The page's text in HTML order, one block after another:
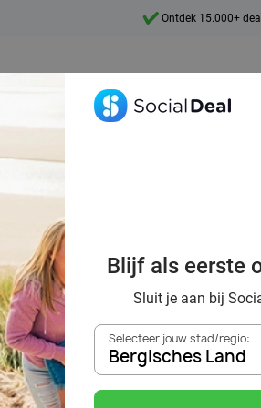
7 dagen per week
in
Blijf als eerste
Sluit je aan bij
Selecteer jouw stad/regio:
Bergisches Land